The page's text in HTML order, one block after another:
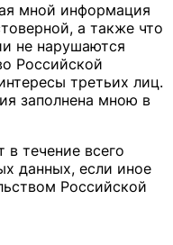
мной информация
а также что
не нарушаются
Российской
третьих лиц.
заполнена мною в
в течение всего
данных, если иное
Российской